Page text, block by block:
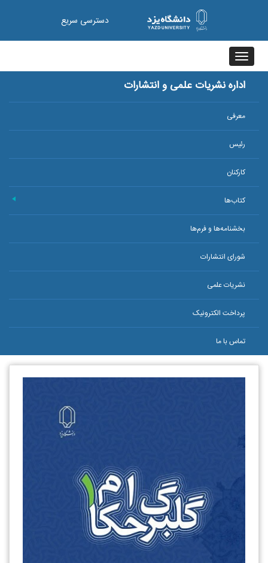
دسترسی سریع
Toggle
navigation
اداره نشریات علمی و انتشارات
معرفی
رئیس
کارکنان
کتاب‌ها
بخشنامه‌ها و فرم‌ها
شورای انتشارات
نشریات علمی
پرداخت الکترونیک
تماس با ما